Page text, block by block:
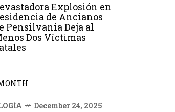
Explosión en
de Ancianos
Pensilvania Deja al
Dos Víctimas
December 24, 2025